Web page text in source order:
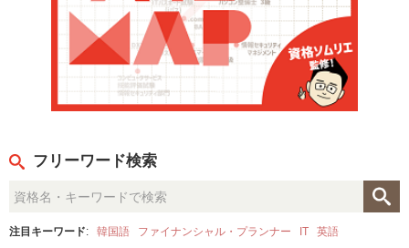
フリーワード検索
注目キーワード: 韓国語 ファイナンシャル・プランナー IT 英語